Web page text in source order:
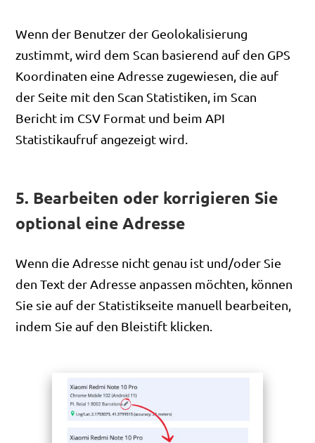
Wenn der Benutzer der Geolokalisierung
zustimmt, wird dem Scan basierend auf den GPS
Koordinaten eine Adresse zugewiesen, die auf
der Seite mit den Scan Statistiken, im Scan
Bericht im CSV Format und beim API
Statistikaufruf angezeigt wird.
5. Bearbeiten oder korrigieren Sie
optional eine Adresse
Wenn die Adresse nicht genau ist und/oder Sie
den Text der Adresse anpassen möchten, können
Sie sie auf der Statistikseite manuell bearbeiten,
indem Sie auf den Bleistift klicken.